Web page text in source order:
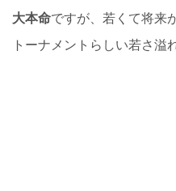
大本命ですが、若くて将来
トーナメントらしい若さ溢